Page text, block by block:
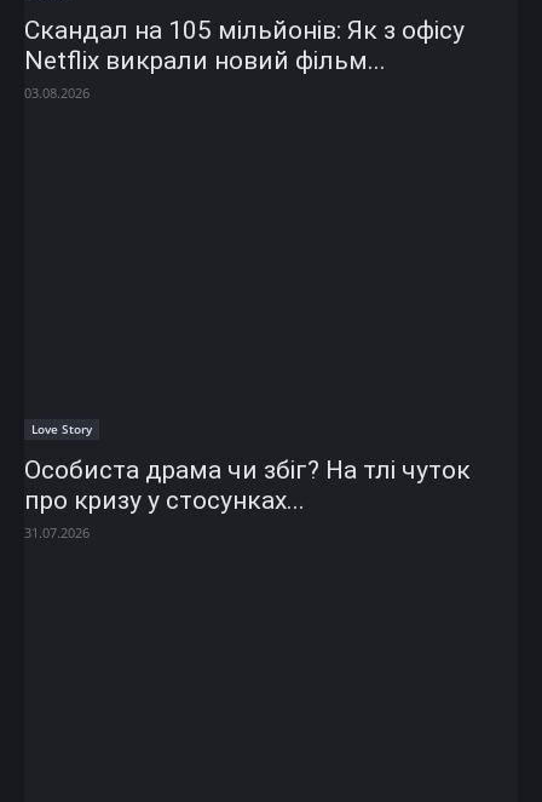
Скандал на 105 мільйонів: Як з офісу
Netflix викрали новий фільм...
03.08.2026
Love Story
Особиста драма чи збіг? На тлі чуток
про кризу у стосунках...
31.07.2026